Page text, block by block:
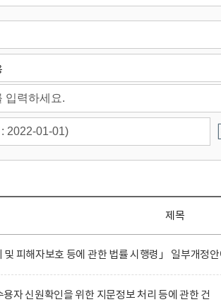
제목
및 피해자보호 등에 관한 법률 시행령」 일부개정
자 신원확인을 위한 지문정보 처리 등에 관한 건